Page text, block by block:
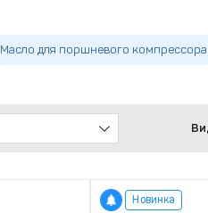
Масло для поршневого компрессора
Новинка